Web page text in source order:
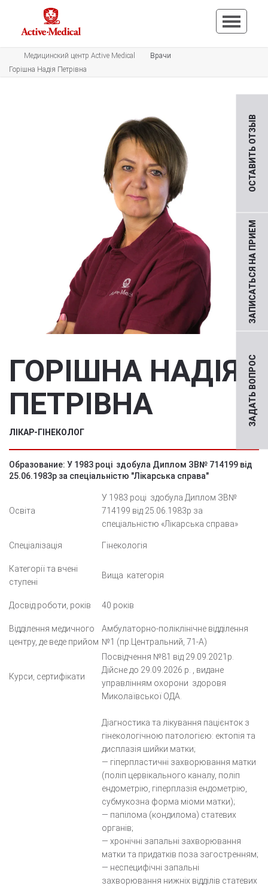
ЗАДАТЬ ВОПРОС
ЗАПИСАТЬСЯ НА ПРИЕМ
ОСТАВИТЬ ОТЗЫВ
Медицинский центр Active Medical
Врачи
Горішна Надія Петрівна
ГОРІШНА НАДІЯ
ПЕТРІВНА
ЛІКАР-ГІНЕКОЛОГ
Образование: У 1983 році здобула Диплом ЗВ№ 714199 від
25.06.1983р за спеціальністю "Лікарська справа"
Освіта
У 1983 році здобула Диплом ЗВ№
714199 від 25.06.1983р за
спеціальністю «Лікарська справа»
Спеціалізація Гінекологія
Категорії та вчені
ступені
Вища категорія
Досвід роботи, років 40 років
Відділення медичного
центру, де веде прийом
Амбулаторно-поліклінічне відділення
№1 (пр.Центральний, 71-А)
Курси, сертифікати
Посвідчення №81 від 29.09.2021р.
Дійсне до 29.09.2026 р. , видане
управлінням охорони здоровя
Миколаївської ОДА.
Діагностика та лікування пацієнток з
гінекологічною патологією: ектопія та
дисплазія шийки матки;
— гіперпластичні захворювання матки
(поліп цервікального каналу, поліп
ендометрію, гіперплазія ендометрію,
субмукозна форма міоми матки);
— папілома (кондилома) статевих
органів;
— хронічні запальні захворювання
матки та придатків поза загостренням;
— неспецифічні запальні
захворювання нижніх відділів статевих